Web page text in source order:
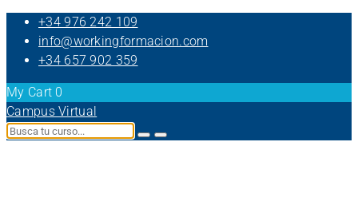
+34 976 242 109
info@workingformacion.com
+34 657 902 359
My Cart 0
Campus Virtual